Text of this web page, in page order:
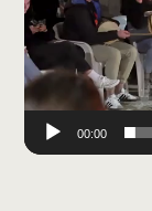
00:00